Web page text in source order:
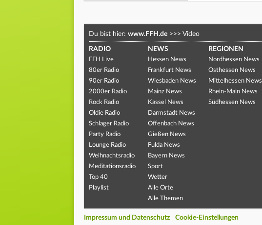
Du bist hier: www.FFH.de >>> Video
RADIO
FFH Live
80er Radio
90er Radio
2000er Radio
Rock Radio
Oldie Radio
Schlager Radio
Party Radio
Lounge Radio
Weihnachtsradio
Meditationsradio
Top 40
Playlist
NEWS
Hessen News
Frankfurt News
Wiesbaden News
Mainz News
Kassel News
Darmstadt News
Offenbach News
Gießen News
Fulda News
Bayern News
Sport
Wetter
Alle Orte
Alle Themen
REGIONEN
Nordhessen News
Osthessen News
Mittelhessen News
Rhein-Main News
Südhessen News
Impressum und Datenschutz Cookie-Einstellungen